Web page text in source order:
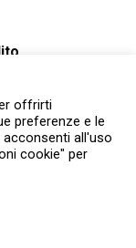
offrirti
preferenze e le
all'uso
cookie" per